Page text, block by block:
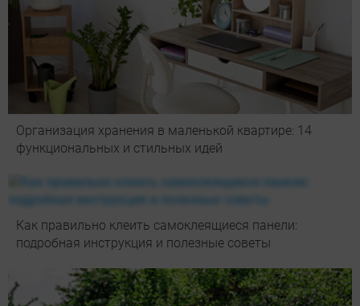
Организация хранения в маленькой квартире: 14
функциональных и стильных идей
Как правильно клеить самоклеящиеся панели:
подробная инструкция и полезные советы